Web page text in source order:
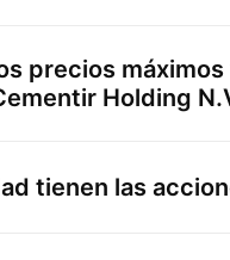
precios
Holding
tienen las